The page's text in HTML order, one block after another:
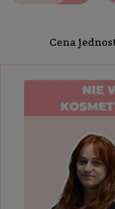
Cena